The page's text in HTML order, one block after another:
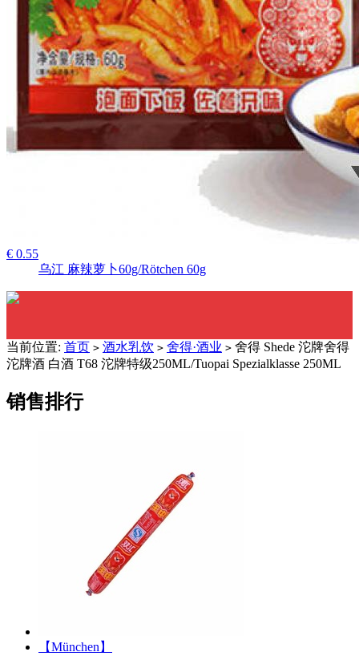
€ 0.55
乌江 麻辣萝卜60g/Rötchen 60g
当前位置: 首页 > 酒水乳饮 > 舍得·酒业 > 舍得 Shede 沱牌舍得
沱牌酒 白酒 T68 沱牌特级250ML/Tuopai Spezialklasse 250ML
销售排行
【München】